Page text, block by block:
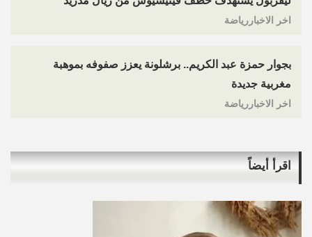
اخر الاخباررياضة
بجوار حمزة عبد الكريم.. برشلونة يعزز صفوفه بموهبة
مغربية جديدة
اخر الاخباررياضة
اقرأ أيضاً